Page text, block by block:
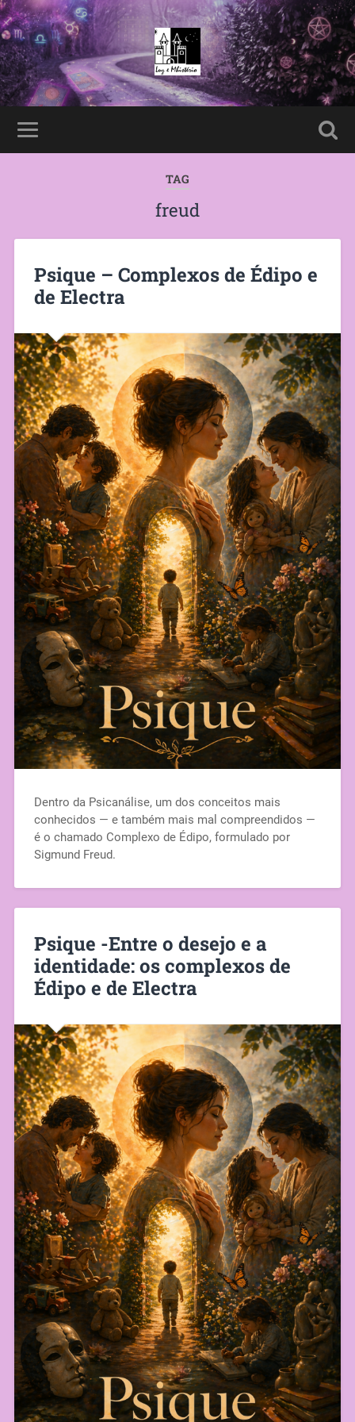
TAG
freud
Psique – Complexos de Édipo e
de Electra
Dentro da Psicanálise, um dos conceitos mais
conhecidos — e também mais mal compreendidos —
é o chamado Complexo de Édipo, formulado por
Sigmund Freud.
Psique -Entre o desejo e a
identidade: os complexos de
Édipo e de Electra